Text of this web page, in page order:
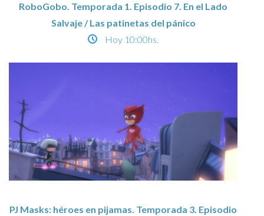
RoboGobo. Temporada 1. Episodio 7. En el Lado
Salvaje / Las patinetas del pánico
Hoy 10:00hs.
PJ Masks: héroes en pijamas. Temporada 3. Episodio